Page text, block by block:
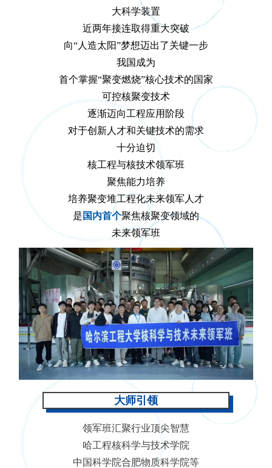
大科学装置
近两年接连取得重大突破
向“人造太阳”梦想迈出了关键一步
我国成为
首个掌握“聚变燃烧”核心技术的国家
可控核聚变技术
逐渐迈向工程应用阶段
对于创新人才和关键技术的需求
十分迫切
核工程与核技术领军班
聚焦能力培养
培养聚变堆工程化未来领军人才
是 国内首个聚焦核聚变领域的
未来领军班
大师引领
领军班汇聚行业顶尖智慧
哈工程核科学与技术学院
中国科学院合肥物质科学院等